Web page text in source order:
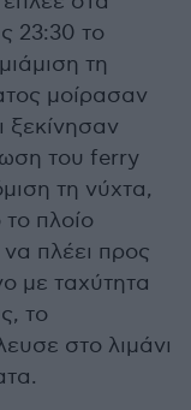
23:30 το
τη
μοίρασαν
ξεκίνησαν
του ferry
τη νύχτα,
πλοίο
πλέει προς
με ταχύτητα
το
στο λιμάνι